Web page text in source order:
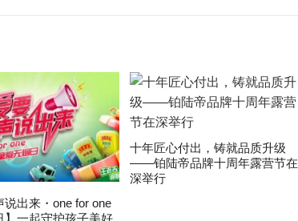
说出来・one for one
】一起守护孩子美好
十年匠心付出，铸就品质升级
——铂陆帝品牌十周年露营节在
深举行